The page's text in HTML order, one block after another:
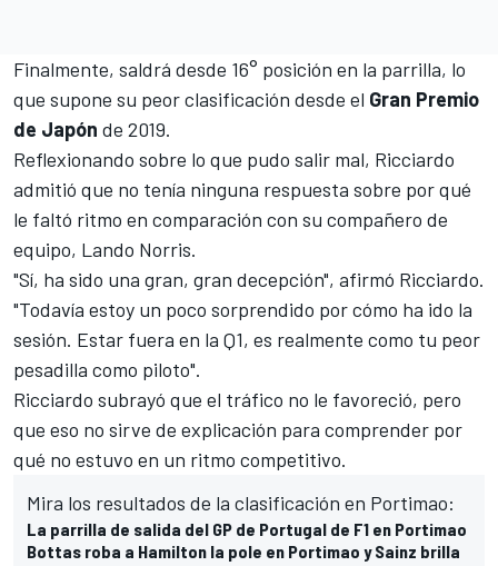
Finalmente, saldrá desde 16° posición en la parrilla, lo
que supone su peor clasificación desde el Gran Premio
de Japón de 2019.
Reflexionando sobre lo que pudo salir mal, Ricciardo
admitió que no tenía ninguna respuesta sobre por qué
le faltó ritmo en comparación con su compañero de
equipo, Lando Norris.
"Sí, ha sido una gran, gran decepción", afirmó Ricciardo.
"Todavía estoy un poco sorprendido por cómo ha ido la
sesión. Estar fuera en la Q1, es realmente como tu peor
pesadilla como piloto".
Ricciardo subrayó que el tráfico no le favoreció, pero
que eso no sirve de explicación para comprender por
qué no estuvo en un ritmo competitivo.
Mira los resultados de la clasificación en Portimao:
La parrilla de salida del GP de Portugal de F1 en Portimao
Bottas roba a Hamilton la pole en Portimao y Sainz brilla